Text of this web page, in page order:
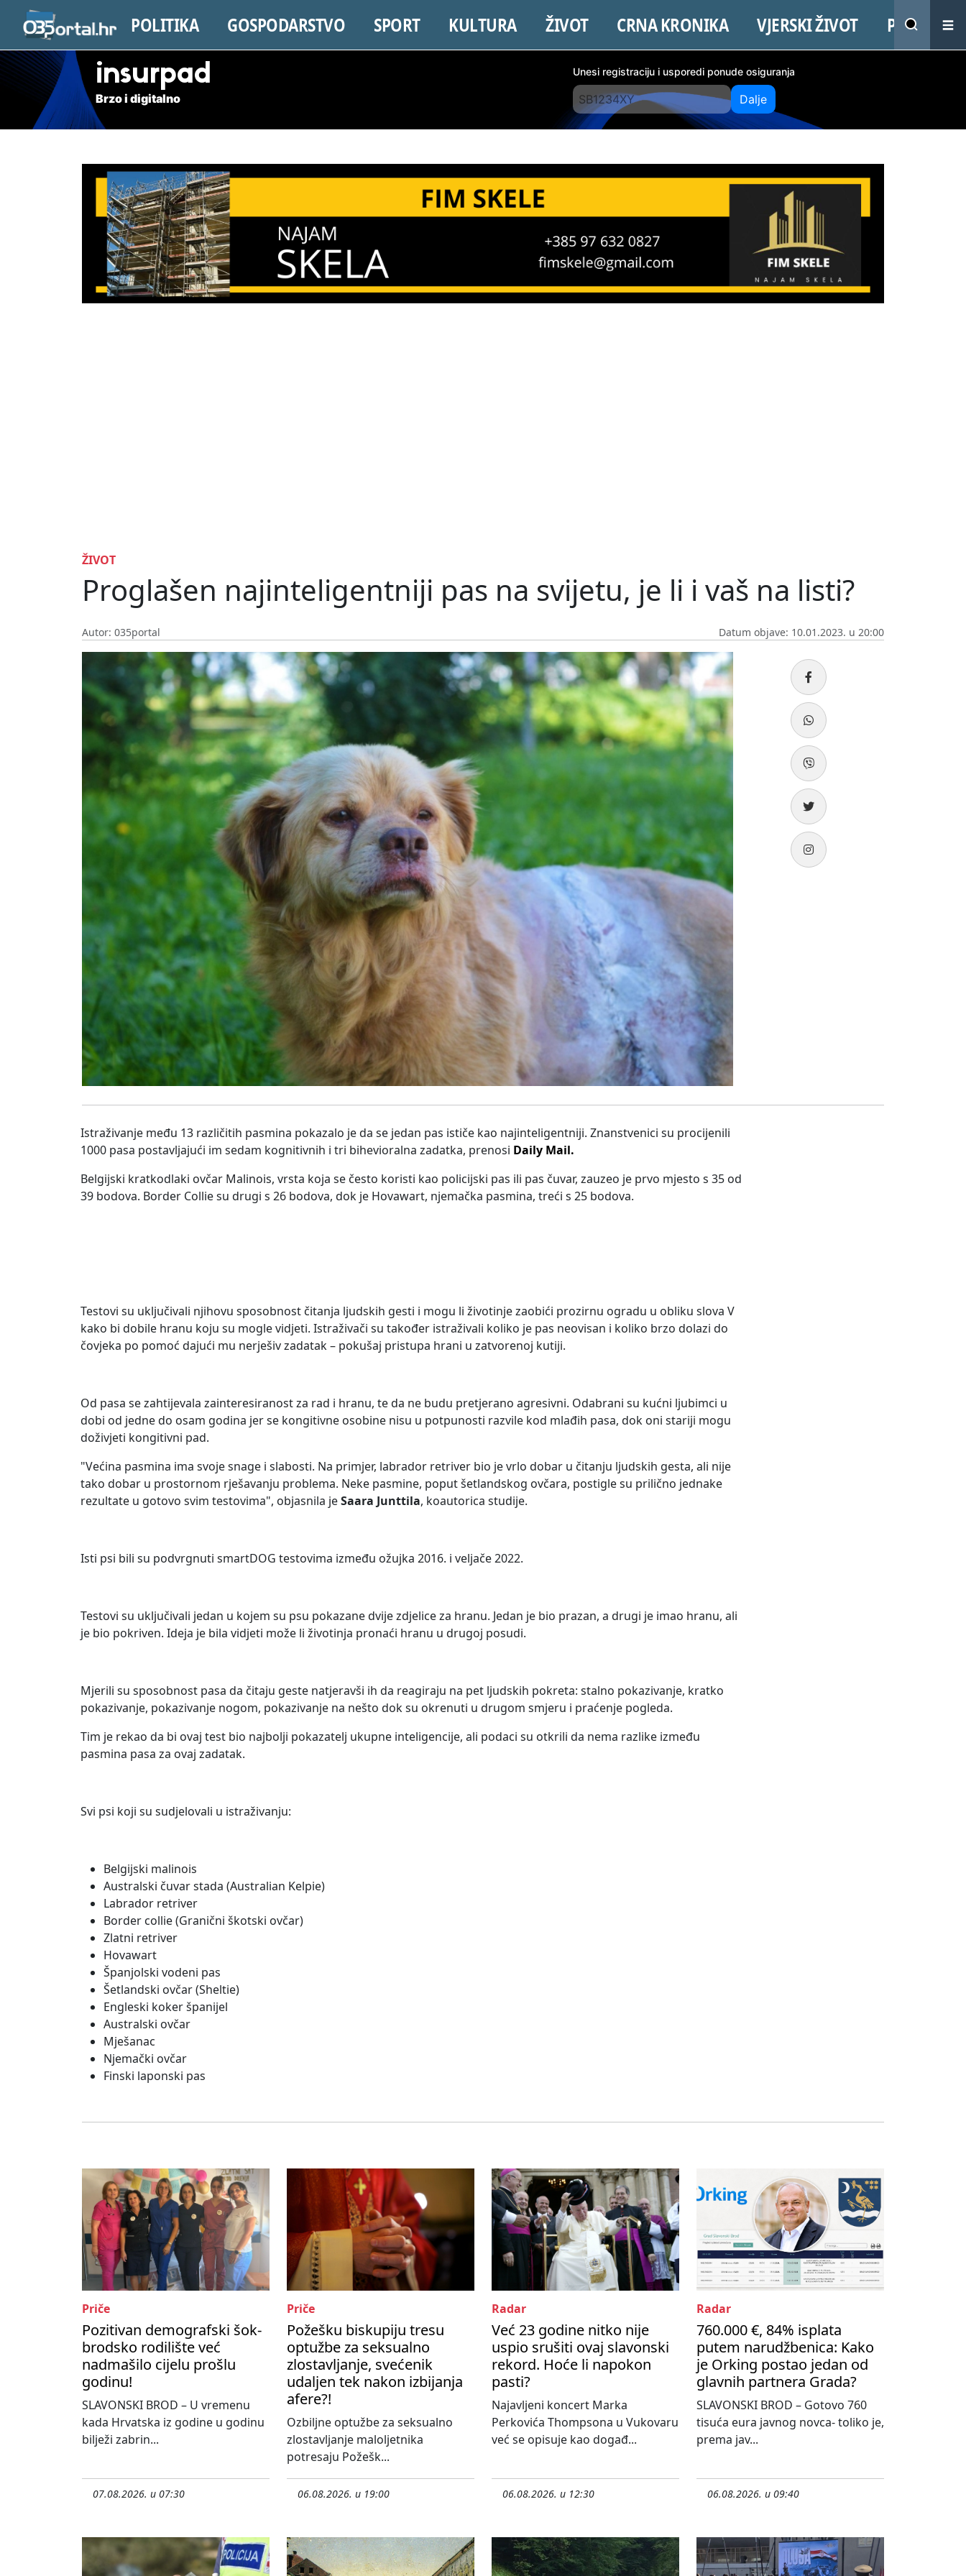
POLITIKA GOSPODARSTVO SPORT KULTURA ŽIVOT CRNA KRONIKA VJERSKI ŽIVOT PROMO
insurpad
Brzo i digitalno
Unesi registraciju i usporedi ponude osiguranja
Dalje
ŽIVOT
Proglašen najinteligentniji pas na svijetu, je li i vaš na listi?
Autor: 035portal Datum objave: 10.01.2023. u 20:00
Istraživanje među 13 različitih pasmina pokazalo je da se jedan pas ističe kao najinteligentniji. Znanstvenici su procijenili
1000 pasa postavljajući im sedam kognitivnih i tri bihevioralna zadatka, prenosi Daily Mail.
Belgijski kratkodlaki ovčar Malinois, vrsta koja se često koristi kao policijski pas ili pas čuvar, zauzeo je prvo mjesto s 35 od
39 bodova. Border Collie su drugi s 26 bodova, dok je Hovawart, njemačka pasmina, treći s 25 bodova.
Testovi su uključivali njihovu sposobnost čitanja ljudskih gesti i mogu li životinje zaobići prozirnu ogradu u obliku slova V
kako bi dobile hranu koju su mogle vidjeti. Istraživači su također istraživali koliko je pas neovisan i koliko brzo dolazi do
čovjeka po pomoć dajući mu nerješiv zadatak – pokušaj pristupa hrani u zatvorenoj kutiji.
Od pasa se zahtijevala zainteresiranost za rad i hranu, te da ne budu pretjerano agresivni. Odabrani su kućni ljubimci u
dobi od jedne do osam godina jer se kongitivne osobine nisu u potpunosti razvile kod mlađih pasa, dok oni stariji mogu
doživjeti kongitivni pad.
"Većina pasmina ima svoje snage i slabosti. Na primjer, labrador retriver bio je vrlo dobar u čitanju ljudskih gesta, ali nije
tako dobar u prostornom rješavanju problema. Neke pasmine, poput šetlandskog ovčara, postigle su prilično jednake
rezultate u gotovo svim testovima", objasnila jeSaara Junttila, koautorica studije.
Isti psi bili su podvrgnuti smartDOG testovima između ožujka 2016. i veljače 2022.
Testovi su uključivali jedan u kojem su psu pokazane dvije zdjelice za hranu. Jedan je bio prazan, a drugi je imao hranu, ali
je bio pokriven. Ideja je bila vidjeti može li životinja pronaći hranu u drugoj posudi.
Mjerili su sposobnost pasa da čitaju geste natjeravši ih da reagiraju na pet ljudskih pokreta: stalno pokazivanje, kratko
pokazivanje, pokazivanje nogom, pokazivanje na nešto dok su okrenuti u drugom smjeru i praćenje pogleda.
Tim je rekao da bi ovaj test bio najbolji pokazatelj ukupne inteligencije, ali podaci su otkrili da nema razlike između
pasmina pasa za ovaj zadatak.
Svi psi koji su sudjelovali u istraživanju:
Belgijski malinois
Australski čuvar stada (Australian Kelpie)
Labrador retriver
Border collie (Granični škotski ovčar)
Zlatni retriver
Hovawart
Španjolski vodeni pas
Šetlandski ovčar (Sheltie)
Engleski koker španijel
Australski ovčar
Mješanac
Njemački ovčar
Finski laponski pas
Priče
Pozitivan demografski šok-
brodsko rodilište već
nadmašilo cijelu prošlu
godinu!
SLAVONSKI BROD – U vremenu
kada Hrvatska iz godine u godinu
bilježi zabrin...
07.08.2026. u 07:30
Priče
Požešku biskupiju tresu
optužbe za seksualno
zlostavljanje, svećenik
udaljen tek nakon izbijanja
afere?!
Ozbiljne optužbe za seksualno
zlostavljanje maloljetnika
potresaju Požešk...
06.08.2026. u 19:00
Radar
Već 23 godine nitko nije
uspio srušiti ovaj slavonski
rekord. Hoće li napokon
pasti?
Najavljeni koncert Marka
Perkovića Thompsona u Vukovaru
već se opisuje kao događ...
06.08.2026. u 12:30
Radar
760.000 €, 84% isplata
putem narudžbenica: Kako
je Orking postao jedan od
glavnih partnera Grada?
SLAVONSKI BROD – Gotovo 760
tisuća eura javnog novca- toliko je,
prema jav...
06.08.2026. u 09:40